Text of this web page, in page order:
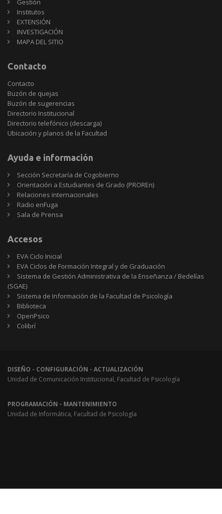
Gestión
Institutos
EXTENSIÓN
INVESTIGACIÓN
MAPA DEL SITIO
Contacto
Contacto
Buzón de quejas
Buzón de sugerencias
Directorio Institucional
Directorio telefónico (descarga)
Ubicación y planos de la Facultad
Ayuda e información
Sección Secretaría de Cogobierno
Orientación a Estudiantes de Grado (PROREn)
Relaciones internacionales
Radio enFuga
Sala de Prensa
Accesos
EVA Ciclo Inicial
EVA Ciclos de Formación Integral y de Graduación
Sistema de Gestión Administrativa de la Enseñanza / Bedelías
(SGAE)
Sistema de Información de la Facultad de Psicología
Biblioteca
OpenPsico
Colibrí
DISEÑO - CONFIGURACIÓN - ACTUALIZACIÓN
Unidad de Comunicación Institucional, Facultad de Psicología
PROGRAMACIÓN - MANTENIMIENTO
Unidad de Informática, Facultad de Psicología